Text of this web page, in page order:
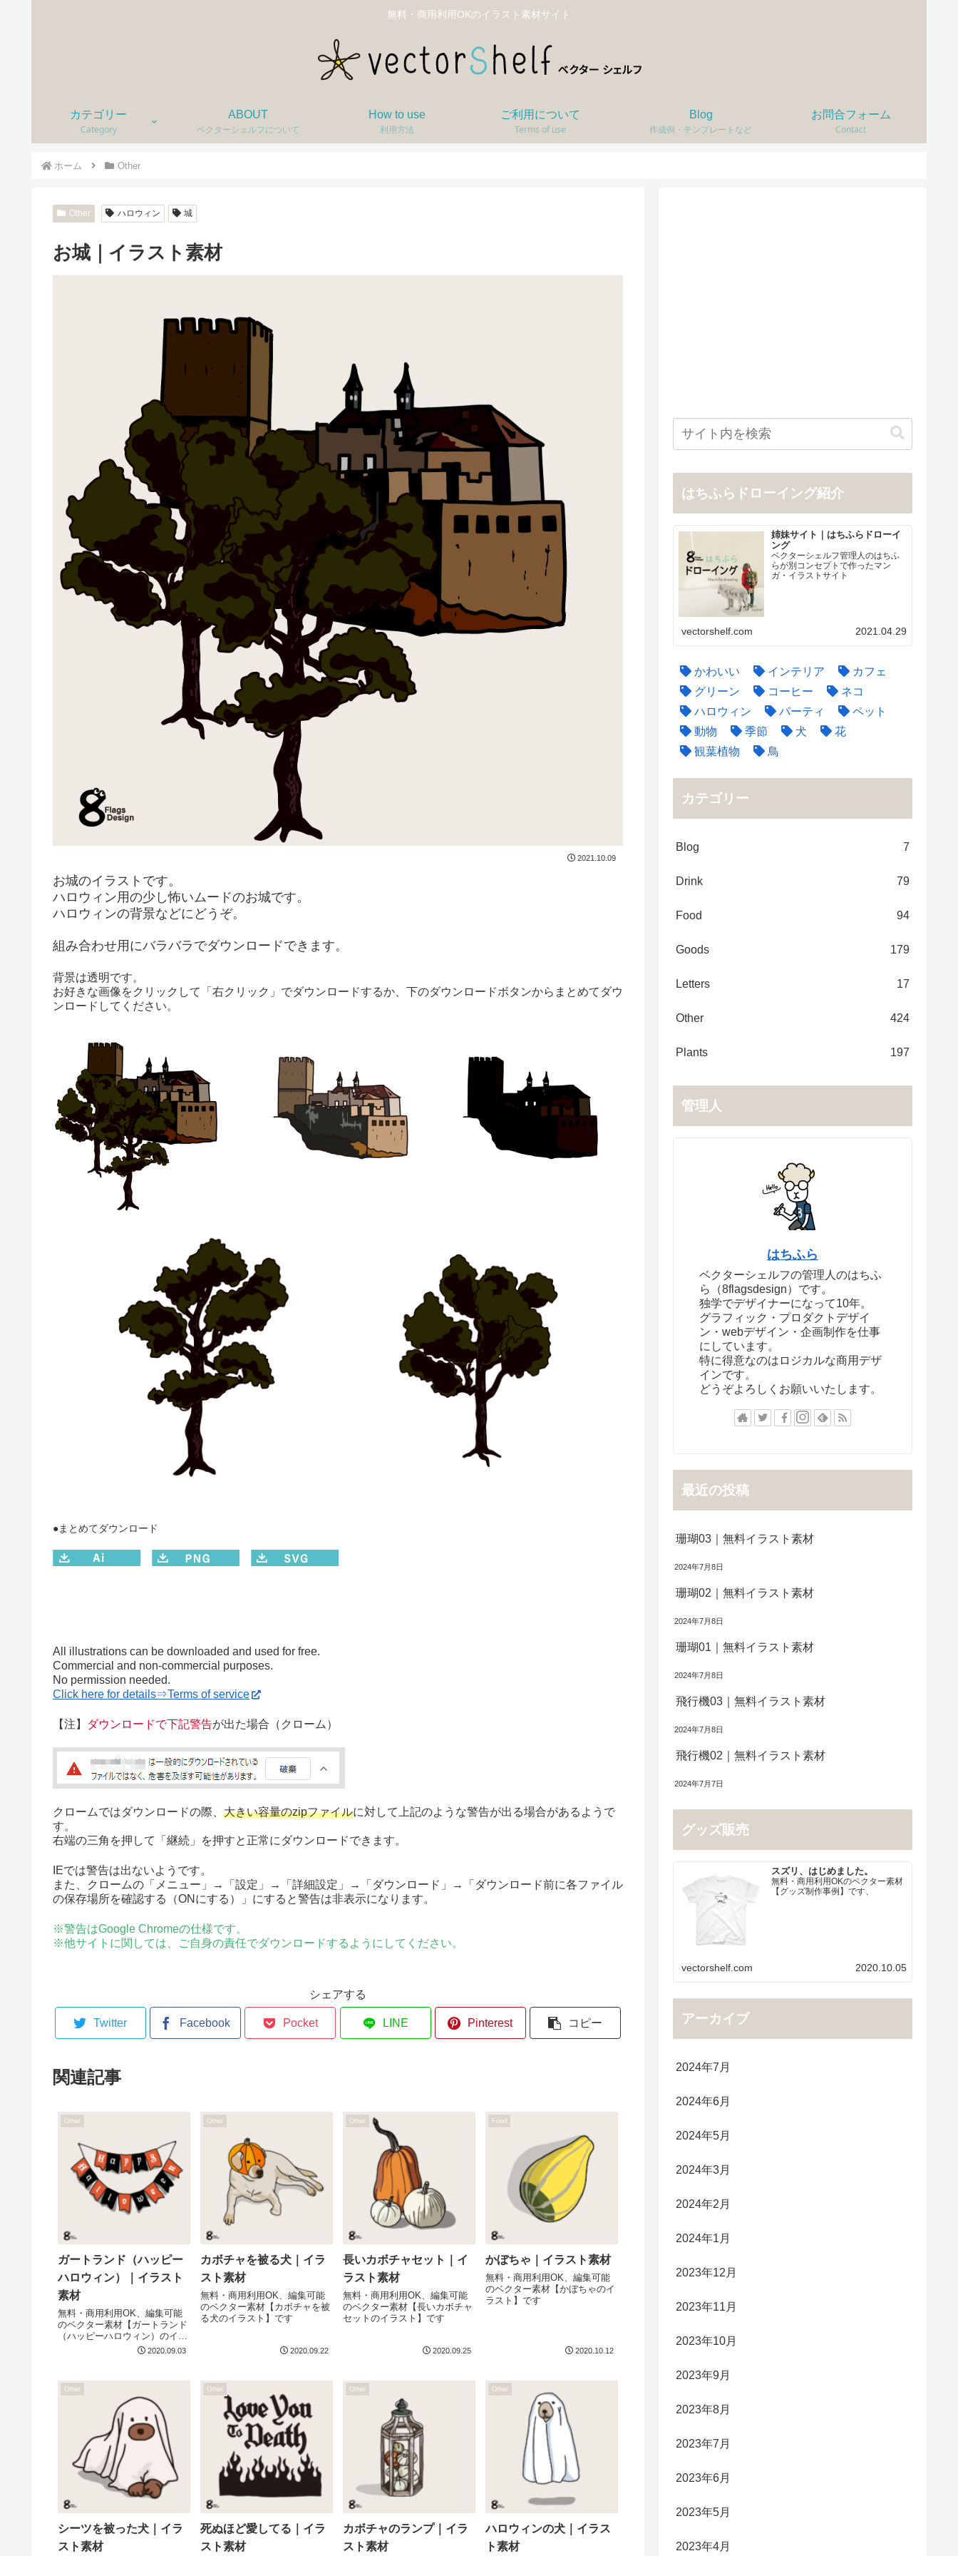
無料・商用利用OKのイラスト素材サイト
カテゴリー
Category
ABOUT
ベクターシェルフについて
How to use
利用方法
ご利用について
Terms of use
Blog
作成例・テンプレートなど
お問合フォーム
Contact
ホーム Other
Other ハロウィン 城
お城｜イラスト素材
2021.10.09
お城のイラストです。
ハロウィン用の少し怖いムードのお城です。
ハロウィンの背景などにどうぞ。
組み合わせ用にバラバラでダウンロードできます。
背景は透明です。
お好きな画像をクリックして「右クリック」でダウンロードするか、下のダウンロードボタンからまとめてダウ
ンロードしてください。
●まとめてダウンロード
All illustrations can be downloaded and used for free.
Commercial and non-commercial purposes.
No permission needed.
Click here for details⇒Terms of service
【注】 ダウンロードで下記警告が出た場合（クローム）
クロームではダウンロードの際、 大きい容量のzipファイルに対して上記のような警告が出る場合があるようで
す。
右端の三角を押して「継続」を押すと正常にダウンロードできます。
IEでは警告は出ないようです。
また、クロームの「メニュー」→「設定」→「詳細設定」→「ダウンロード」→「ダウンロード前に各ファイル
の保存場所を確認する（ONにする）」にすると警告は非表示になります。
※警告はGoogle Chromeの仕様です。
※他サイトに関しては、ご自身の責任でダウンロードするようにしてください。
シェアする
Twitter Facebook Pocket LINE Pinterest コピー
関連記事
Other
ガートランド（ハッピー
ハロウィン）｜イラスト
素材
無料・商用利用OK、編集可能
のベクター素材【ガートランド
（ハッピーハロウィン）のイラ
2020.09.03
Other
カボチャを被る犬｜イラ
スト素材
無料・商用利用OK、編集可能
のベクター素材【カボチャを被
る犬のイラスト】です
2020.09.22
Other
長いカボチャセット｜イ
ラスト素材
無料・商用利用OK、編集可能
のベクター素材【長いカボチャ
セットのイラスト】です
2020.09.25
Food
かぼちゃ｜イラスト素材
無料・商用利用OK、編集可能
のベクター素材【かぼちゃのイ
ラスト】です
2020.10.12
Other
シーツを被った犬｜イラ
スト素材
Other
死ぬほど愛してる｜イラ
スト素材
Other
カボチャのランプ｜イラ
スト素材
Other
ハロウィンの犬｜イラス
ト素材
はちふらドローイング紹介
姉妹サイト｜はちふらドローイ
ング
ベクターシェルフ管理人のはちふ
らが別コンセプトで作ったマン
ガ・イラストサイト
vectorshelf.com 2021.04.29
かわいい インテリア
カフェ
グリーン
コーヒー
ネコ
ハロウィン
パーティ
ペット
動物
季節 犬
花
観葉植物
鳥
カテゴリー
Blog 7
Drink 79
Food 94
Goods 179
Letters 17
Other 424
Plants 197
管理人
はちふら
ベクターシェルフの管理人のはちふ
ら（8flagsdesign）です。
独学でデザイナーになって10年。
グラフィック・プロダクトデザイ
ン・webデザイン・企画制作を仕事
にしています。
特に得意なのはロジカルな商用デザ
インです。
どうぞよろしくお願いいたします。
最近の投稿
珊瑚03｜無料イラスト素材
2024年7月8日
珊瑚02｜無料イラスト素材
2024年7月8日
珊瑚01｜無料イラスト素材
2024年7月8日
飛行機03｜無料イラスト素材
2024年7月8日
飛行機02｜無料イラスト素材
2024年7月7日
グッズ販売
スズリ、はじめました。
無料・商用利用OKのベクター素材
【グッズ制作事例】です、
vectorshelf.com 2020.10.05
アーカイブ
2024年7月
2024年6月
2024年5月
2024年3月
2024年2月
2024年1月
2023年12月
2023年11月
2023年10月
2023年9月
2023年8月
2023年7月
2023年6月
2023年5月
2023年4月